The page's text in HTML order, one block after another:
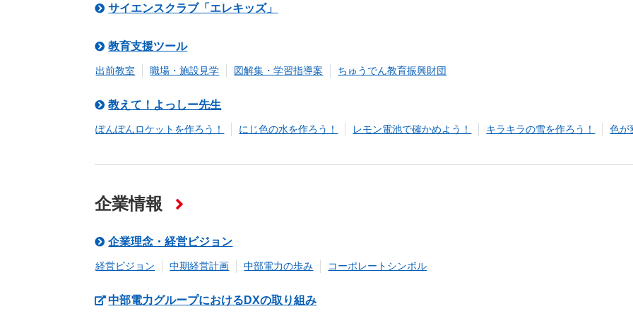
サイエンスクラブ「エレキッズ」
教育支援ツール
出前教室 職場・施設見学 図解集・学習指導案 ちゅうでん教育振興財団
教えて！よっしー先生
ぽんぽんロケットを作ろう！ にじ色の水を作ろう！ レモン電池で確かめよう！ キラキラの雪を作ろう！ 色が
企業情報
企業理念・経営ビジョン
経営ビジョン 中期経営計画 中部電力の歩み コーポレートシンボル
中部電力グループにおけるDXの取り組み（新しいウィンドウを開きます）